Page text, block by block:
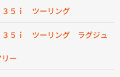
３５ｉ ツーリング
３５ｉ ツーリング ラグジュ
リー